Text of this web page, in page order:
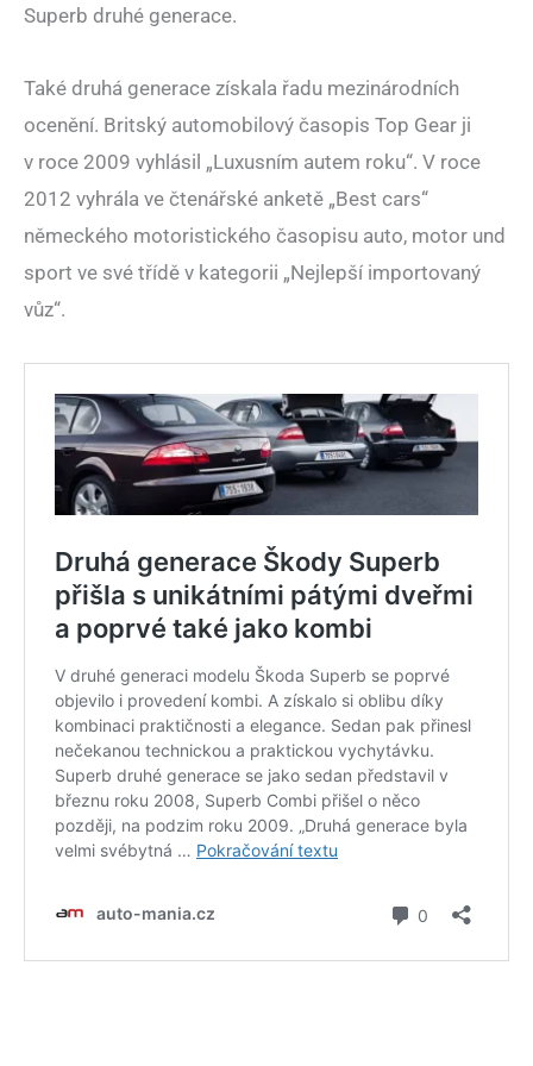
Superb druhé generace.
Také druhá generace získala řadu mezinárodních
ocenění. Britský automobilový časopis Top Gear ji
v roce 2009 vyhlásil „Luxusním autem roku“. V roce
2012 vyhrála ve čtenářské anketě „Best cars“
německého motoristického časopisu auto, motor und
sport ve své třídě v kategorii „Nejlepší importovaný
vůz“.